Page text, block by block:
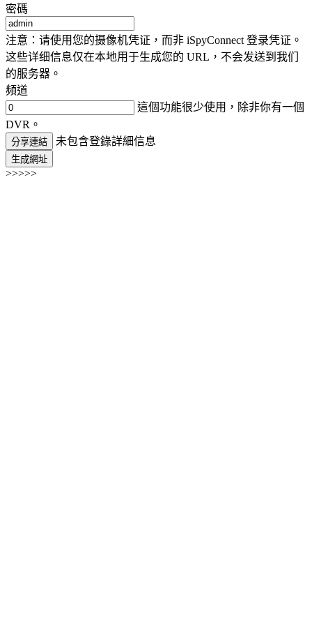
密碼
注意：请使用您的摄像机凭证，而非 iSpyConnect 登录凭证。
这些详细信息仅在本地用于生成您的 URL，不会发送到我们
的服务器。
頻道
這個功能很少使用，除非你有一個
DVR。
分享連結 未包含登錄詳細信息
生成網址
>>>>>